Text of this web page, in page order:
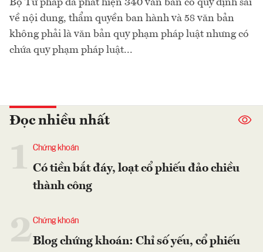
Bộ Tư pháp đã phát hiện 340 văn bản có quy định sai
về nội dung, thẩm quyền ban hành và 58 văn bản
không phải là văn bản quy phạm pháp luật nhưng có
chứa quy phạm pháp luật...
Đọc nhiều nhất
Chứng khoán
Có tiền bắt đáy, loạt cổ phiếu đảo chiều
thành công
2Chứng khoán
Blog chứng khoán: Chỉ số yếu, cổ phiếu